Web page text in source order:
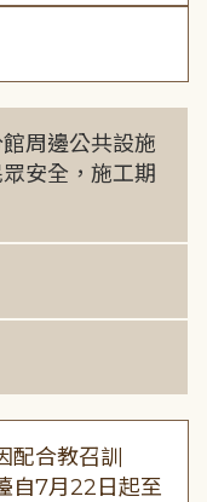
館周邊公共設施
安全，施工期
配合教召訓
自7月22日起至